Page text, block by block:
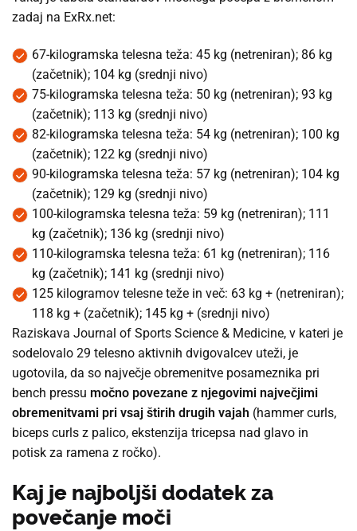
zadaj na ExRx.net:
67-kilogramska telesna teža: 45 kg (netreniran); 86 kg
(začetnik); 104 kg (srednji nivo)
75-kilogramska telesna teža: 50 kg (netreniran); 93 kg
(začetnik); 113 kg (srednji nivo)
82-kilogramska telesna teža: 54 kg (netreniran); 100 kg
(začetnik); 122 kg (srednji nivo)
90-kilogramska telesna teža: 57 kg (netreniran); 104 kg
(začetnik); 129 kg (srednji nivo)
100-kilogramska telesna teža: 59 kg (netreniran); 111
kg (začetnik); 136 kg (srednji nivo)
110-kilogramska telesna teža: 61 kg (netreniran); 116
kg (začetnik); 141 kg (srednji nivo)
125 kilogramov telesne teže in več: 63 kg + (netreniran);
118 kg + (začetnik); 145 kg + (srednji nivo)
Raziskava Journal of Sports Science & Medicine, v kateri je
sodelovalo 29 telesno aktivnih dvigovalcev uteži, je
ugotovila, da so največje obremenitve posameznika pri
bench pressu močno povezane z njegovimi največjimi
obremenitvami pri vsaj štirih drugih vajah (hammer curls,
biceps curls z palico, ekstenzija tricepsa nad glavo in
potisk za ramena z ročko).
Kaj je najboljši dodatek za
povečanje moči